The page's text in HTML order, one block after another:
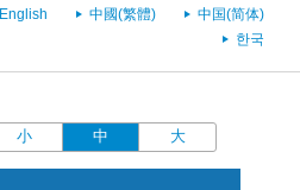
English 中國(繁體)
中国(简体)
한국
小 中 大